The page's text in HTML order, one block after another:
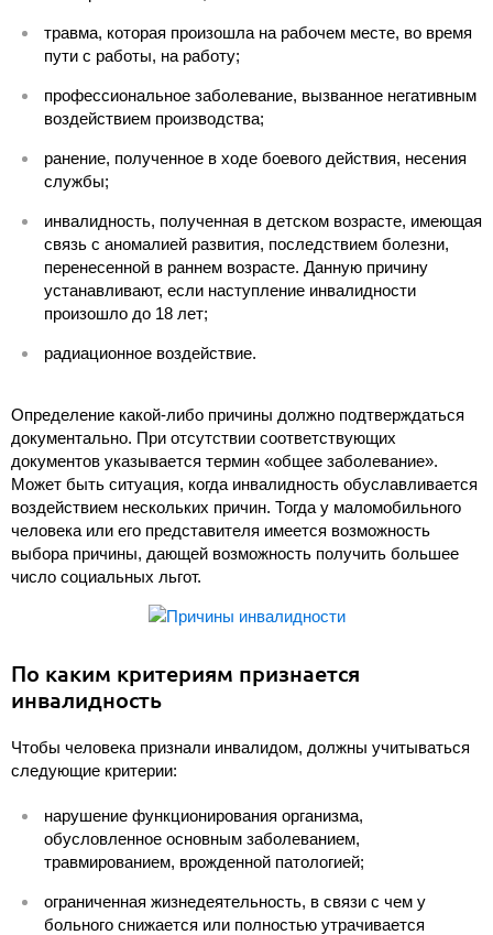
травма, которая произошла на рабочем месте, во время
пути с работы, на работу;
профессиональное заболевание, вызванное негативным
воздействием производства;
ранение, полученное в ходе боевого действия, несения
службы;
инвалидность, полученная в детском возрасте, имеющая
связь с аномалией развития, последствием болезни,
перенесенной в раннем возрасте. Данную причину
устанавливают, если наступление инвалидности
произошло до 18 лет;
радиационное воздействие.
Определение какой-либо причины должно подтверждаться
документально. При отсутствии соответствующих
документов указывается термин «общее заболевание».
Может быть ситуация, когда инвалидность обуславливается
воздействием нескольких причин. Тогда у маломобильного
человека или его представителя имеется возможность
выбора причины, дающей возможность получить большее
число социальных льгот.
По каким критериям признается
инвалидность
Чтобы человека признали инвалидом, должны учитываться
следующие критерии:
нарушение функционирования организма,
обусловленное основным заболеванием,
травмированием, врожденной патологией;
ограниченная жизнедеятельность, в связи с чем у
больного снижается или полностью утрачивается